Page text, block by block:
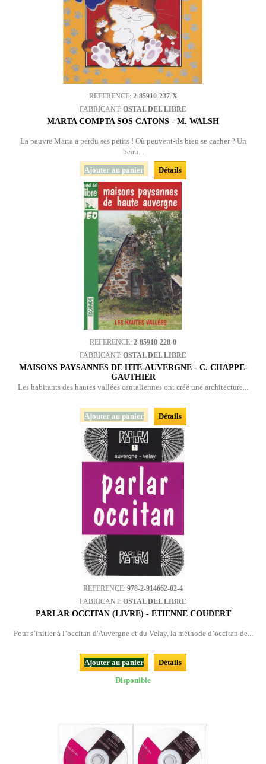
REFERENCE: 2-85910-237-X
FABRICANT: OSTAL DEL LIBRE
MARTA COMPTA SOS CATONS - M. WALSH
La pauvre Marta a perdu ses petits ! Où peuvent-ils bien se cacher ? Un
beau...
Ajouter au panier Détails
REFERENCE: 2-85910-228-0
FABRICANT: OSTAL DEL LIBRE
MAISONS PAYSANNES DE HTE-AUVERGNE - C. CHAPPE-
GAUTHIER
Les habitants des hautes vallées cantaliennes ont créé une architecture...
Ajouter au panier Détails
REFERENCE: 978-2-914662-02-4
FABRICANT: OSTAL DEL LIBRE
PARLAR OCCITAN (LIVRE) - ETIENNE COUDERT
Pour s’initier à l’occitan d'Auvergne et du Velay, la méthode d’occitan de...
Ajouter au panier
Détails
Disponible